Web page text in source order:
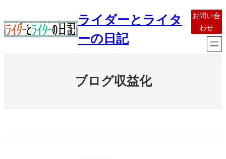
容
を
ライダーとライタ
ーの日記
お問い合
わせ
ブログ収益化